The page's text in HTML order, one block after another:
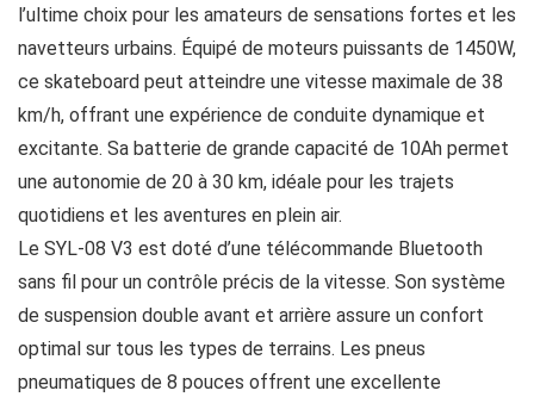
l’ultime choix pour les amateurs de sensations fortes et les
navetteurs urbains. Équipé de moteurs puissants de 1450W,
ce skateboard peut atteindre une vitesse maximale de 38
km/h, offrant une expérience de conduite dynamique et
excitante. Sa batterie de grande capacité de 10Ah permet
une autonomie de 20 à 30 km, idéale pour les trajets
quotidiens et les aventures en plein air.
Le SYL-08 V3 est doté d’une télécommande Bluetooth
sans fil pour un contrôle précis de la vitesse. Son système
de suspension double avant et arrière assure un confort
optimal sur tous les types de terrains. Les pneus
pneumatiques de 8 pouces offrent une excellente